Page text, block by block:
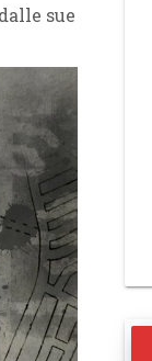
sue